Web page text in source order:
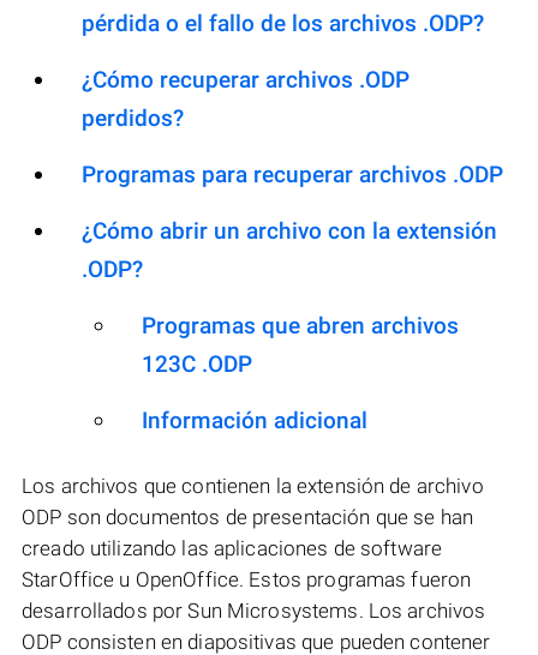
pérdida o el fallo de los archivos .ODP?
¿Cómo recuperar archivos .ODP
perdidos?
Programas para recuperar archivos .ODP
¿Cómo abrir un archivo con la extensión
.ODP?
Programas que abren archivos
123C .ODP
Información adicional
Los archivos que contienen la extensión de archivo
ODP son documentos de presentación que se han
creado utilizando las aplicaciones de software
StarOffice u OpenOffice. Estos programas fueron
desarrollados por Sun Microsystems. Los archivos
ODP consisten en diapositivas que pueden contener